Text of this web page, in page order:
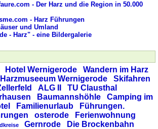
- Der Harz und die Region in 50.000
- Harz Führungen
und Umland
- Harz" - eine Bildergalerie
Hotel Wernigerode
Wandern im Harz
Harzmuseeum Wernigerode
Skifahren
ALG II
TU Clausthal
Baumannshöhle
Camping im
Familienurlaub
Führungen.
osterode
Ferienwohnung
Gernrode Die Brockenbahn